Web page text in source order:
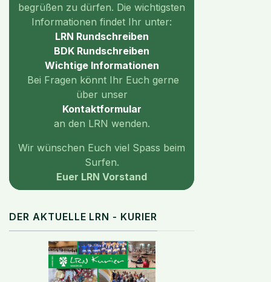
begrüßen zu dürfen. Die wichtigsten
Informationen findet Ihr unter:
LRN Rundschreiben
BDK Rundschreiben
Wichtige Informationen
Bei Fragen könnt Ihr Euch gerne
über unser
Kontaktformular
an den LRN wenden.
Wir wünschen Euch viel Spass beim
Surfen.
Euer LRN Vorstand
DER AKTUELLE LRN - KURIER